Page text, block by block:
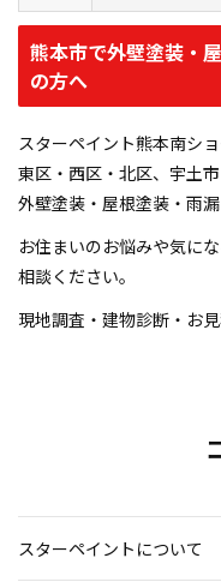
熊本市で外壁塗装・
の方へ
スターペイント熊本南シ
東区・西区・北区、宇土
外壁塗装・屋根塗装・雨
お住まいのお悩みや気に
相談ください。
現地調査・建物診断・お
スターペイントについて